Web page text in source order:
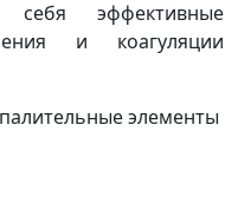
себя эффективные
и коагуляции
элементы